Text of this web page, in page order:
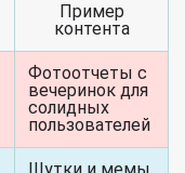
Пример
контента
Фотоотчеты с
вечеринок для
солидных
пользователей